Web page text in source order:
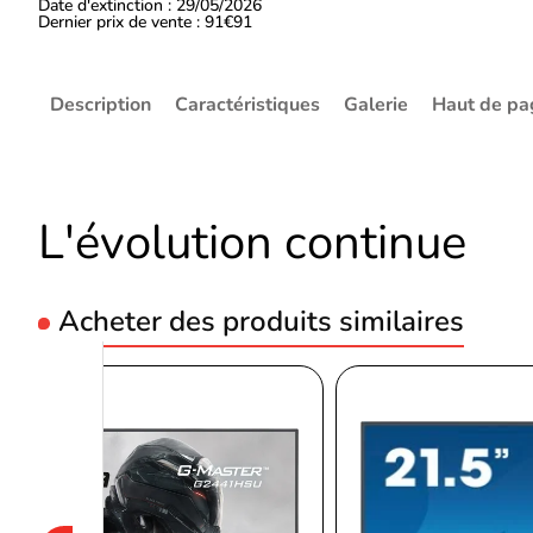
Date d'extinction : 29/05/2026
Dernier prix de vente : 91€91
Description Caractéristiques Galerie Haut de
L'évolution continue
Acheter des produits similaires